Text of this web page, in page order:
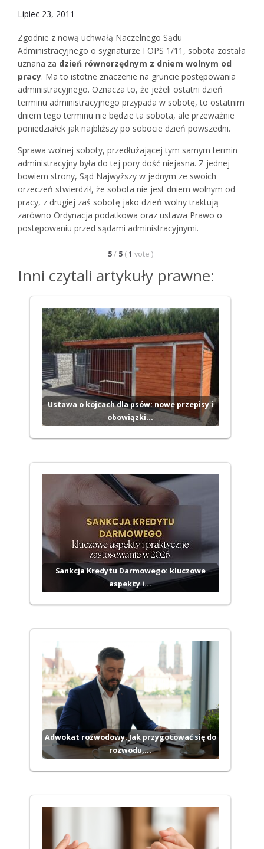
Lipiec 23, 2011
Zgodnie z nową uchwałą Naczelnego Sądu
Administracyjnego o sygnaturze I OPS 1/11, sobota została
uznana za dzień równorzędnym z dniem wolnym od
pracy. Ma to istotne znaczenie na gruncie postępowania
administracyjnego. Oznacza to, że jeżeli ostatni dzień
terminu administracyjnego przypada w sobotę, to ostatnim
dniem tego terminu nie będzie ta sobota, ale przeważnie
poniedziałek jak najbliższy po sobocie dzień powszedni.
Sprawa wolnej soboty, przedłużającej tym samym termin
administracyjny była do tej pory dość niejasna. Z jednej
bowiem strony, Sąd Najwyższy w jednym ze swoich
orzeczeń stwierdził, że sobota nie jest dniem wolnym od
pracy, z drugiej zaś sobotę jako dzień wolny traktują
zarówno Ordynacja podatkowa oraz ustawa Prawo o
postępowaniu przed sądami administracyjnymi.
5 / 5 ( 1 vote )
Inni czytali artykuły prawne:
Ustawa o kojcach dla psów: nowe przepisy i
obowiązki…
Sankcja Kredytu Darmowego: kluczowe
aspekty i…
Adwokat rozwodowy. Jak przygotować się do
rozwodu,…